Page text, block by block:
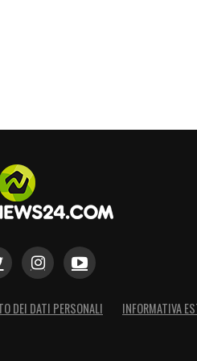
DEI DATI PERSONALI INFORMATIVA